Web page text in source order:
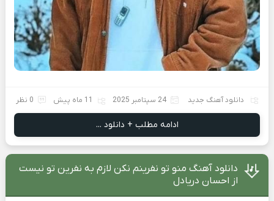
دانلود آهنگ جدید 24 سپتامبر 2025 11 ماه پیش 0 نظر
ادامه مطلب + دانلود ...
دانلود آهنگ منو تو نفرینم نکن لازم به نفرین تو نیست
از احسان دریادل